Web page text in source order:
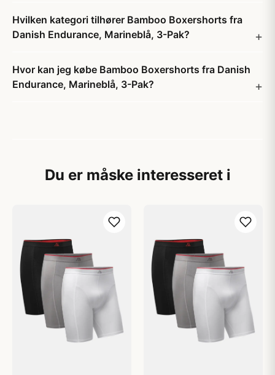
Hvilken kategori tilhører Bamboo Boxershorts fra
Danish Endurance, Marineblå, 3-Pak?
Hvor kan jeg købe Bamboo Boxershorts fra Danish
Endurance, Marineblå, 3-Pak?
Du er måske interesseret i